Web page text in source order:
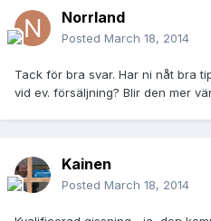
Norrland
Posted March 18, 2014
Tack för bra svar. Har ni nåt bra
vid ev. försäljning? Blir den mer
Kainen
Posted March 18, 2014